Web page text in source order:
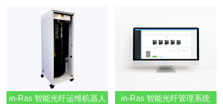
in-Ras 智能光纤运维机器人 in-Ras 智能光纤管理系统